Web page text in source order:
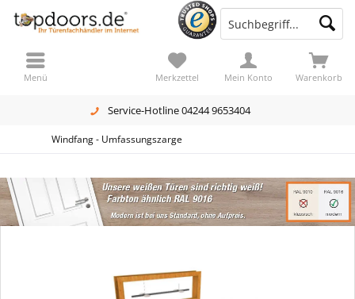
Service-Hotline 04244 9653404
Warenkorb
Merkzettel Mein Konto
Menü
Windfang - Umfassungszarge